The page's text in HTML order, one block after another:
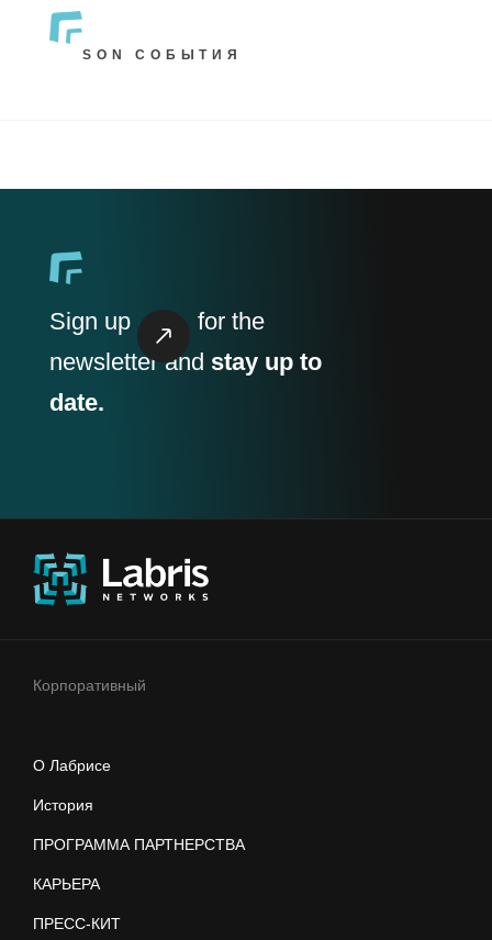
SON СОБЫТИЯ
Sign up
for the
newsletter and stay up to
date.
Корпоративный
О Лабрисе
История
ПРОГРАММА ПАРТНЕРСТВА
КАРЬЕРА
ПРЕСС-КИТ